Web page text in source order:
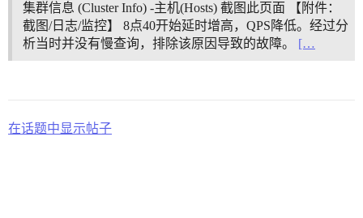
集群信息 (Cluster Info) -主机(Hosts) 截图此页面 【附件：
截图/日志/监控】 8点40开始延时增高，QPS降低。经过分
析当时并没有慢查询，排除该原因导致的故障。 […
在话题中显示帖子